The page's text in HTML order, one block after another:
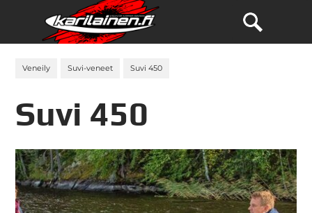
Veneily Suvi-veneet Suvi 450
Suvi 450